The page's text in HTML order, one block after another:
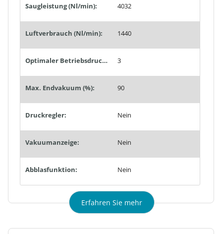
Saugleistung (Nl/min): 4032
Luftverbrauch (Nl/min): 1440
Optimaler Betriebsdruck (bar): 3
Max. Endvakuum (%): 90
Druckregler: Nein
Vakuumanzeige: Nein
Abblasfunktion: Nein
Erfahren Sie mehr